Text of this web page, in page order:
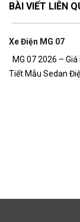
BÀI VIẾT LIÊN
Xe Điện MG 07
MG 07 2026 –
Tiết Mẫu Sedan